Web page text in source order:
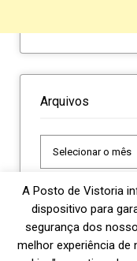
Arquivos
A Posto de Vistoria
dispositivo para
segurança dos
melhor experiência de